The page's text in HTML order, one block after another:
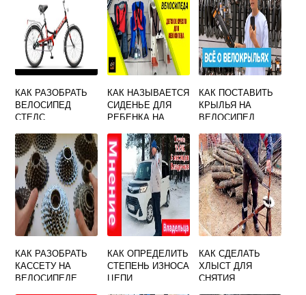
КАК РАЗОБРАТЬ
ВЕЛОСИПЕД
СТЕЛС
КАК НАЗЫВАЕТСЯ
СИДЕНЬЕ ДЛЯ
РЕБЕНКА НА
КАК ПОСТАВИТЬ
КРЫЛЬЯ НА
ВЕЛОСИПЕД
КАК РАЗОБРАТЬ
КАССЕТУ НА
ВЕЛОСИПЕДЕ
КАК ОПРЕДЕЛИТЬ
СТЕПЕНЬ ИЗНОСА
ЦЕПИ
КАК СДЕЛАТЬ
ХЛЫСТ ДЛЯ
СНЯТИЯ